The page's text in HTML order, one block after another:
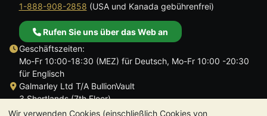
Wir verwenden Cookies (einschließlich Cookies von
1-888-908-2858 (USA und Kanada gebührenfrei)
Rufen Sie uns über das Web an
Geschäftszeiten:
Mo-Fr 10:00-18:30 (MEZ) für Deutsch, Mo-Fr 10:00 -20:30
für Englisch
Galmarley Ltd T/A BullionVault
3 Shortlands (7th Floor)
Hammersmith